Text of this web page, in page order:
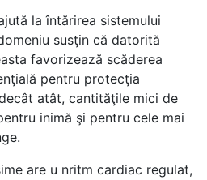
la întărirea sistemului
susţin că datorită
favorizează scăderea
pentru protecţia
atât, cantităţile mici de
inimă şi pentru cele mai
are u nritm cardiac regulat,